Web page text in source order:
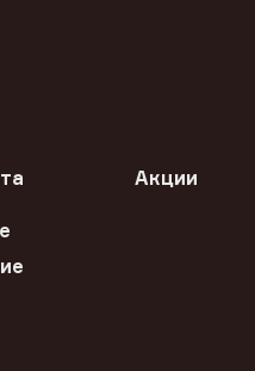
Акции